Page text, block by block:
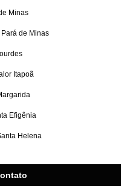
Minas
de Minas
Itapoã
Efigênia
Helena